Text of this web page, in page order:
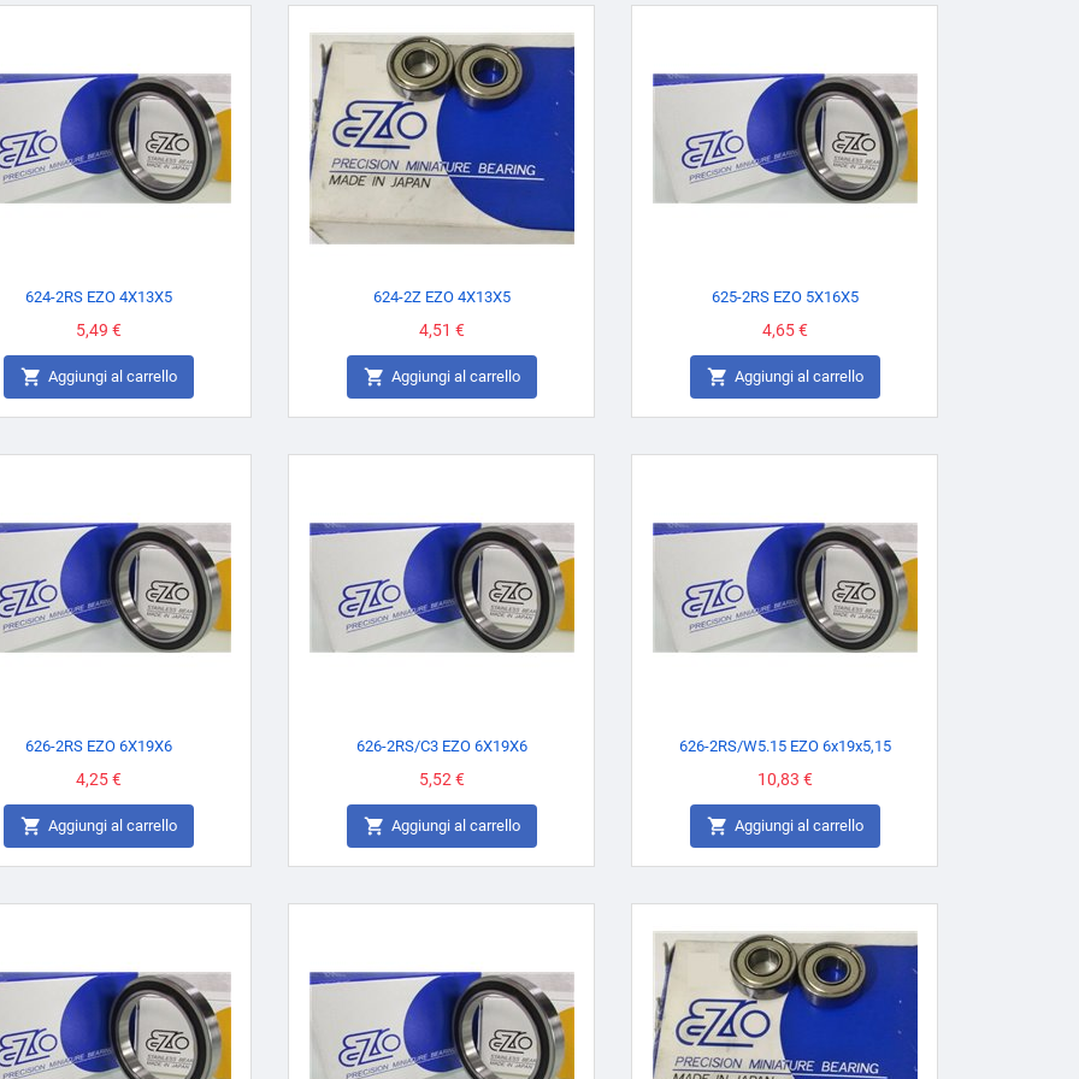
624-2RS EZO 4X13X5
Prezzo
5,49 €
 Aggiungi al carrello
624-2Z EZO 4X13X5
Prezzo
4,51 €
 Aggiungi al carrello
625-2RS EZO 5X16X5
Prezzo
4,65 €
 Aggiungi al carrello
626-2RS EZO 6X19X6
Prezzo
4,25 €
 Aggiungi al carrello
626-2RS/C3 EZO 6X19X6
Prezzo
5,52 €
 Aggiungi al carrello
626-2RS/W5.15 EZO 6x19x5,15
Prezzo
10,83 €
 Aggiungi al carrello